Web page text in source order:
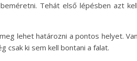
Tehát első lépésben azt
lehet határozni a pontos helyet.
csak ki sem kell bontani a falat.